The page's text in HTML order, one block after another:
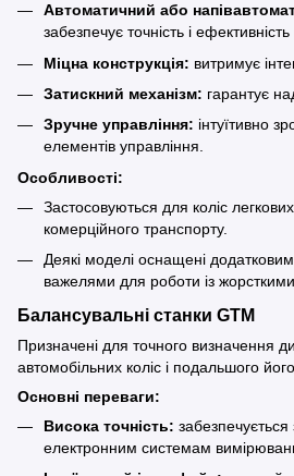
Автоматичний або
забезпечує точність і
Міцна конструкція: витримує
Затискний механізм: гарантує
Зручне управління: інтуїтивно
елементів управління.
Особливості:
Застосовуються для коліс
комерційного транспорту.
Деякі моделі оснащені
важелями для роботи із
Балансувальні станки GTM
Призначені для точного визначення
автомобільних коліс і подальшого
Основні переваги:
Висока точність:
електронним системам